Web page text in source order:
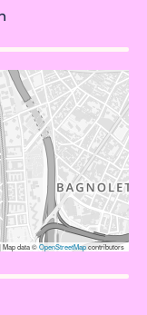
|Map data ©OpenStreetMapcontributors